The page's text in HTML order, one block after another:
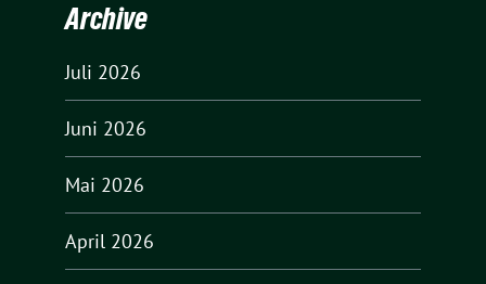
Archive
Juli 2026
Juni 2026
Mai 2026
April 2026